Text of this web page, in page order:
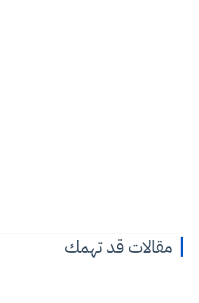
مقالات قد تهمك